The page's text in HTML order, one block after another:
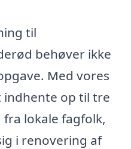
til
behøver ikke
Med vores
op til tre
lokale fagfolk,
i renovering af